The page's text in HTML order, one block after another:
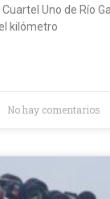
Uno de Río
kilómetro
No hay comentarios